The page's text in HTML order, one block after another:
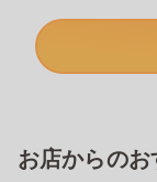
お店からの